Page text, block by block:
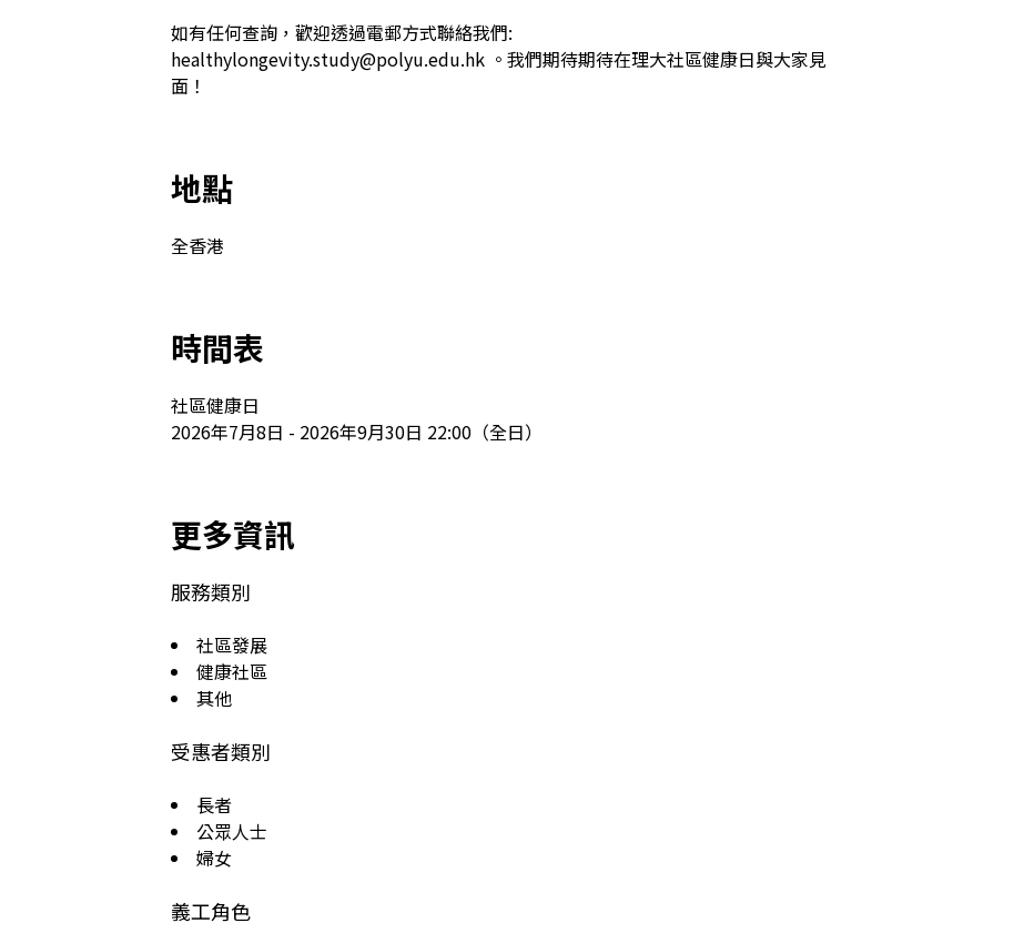
如有任何查詢，歡迎透過電郵方式聯絡我們:
healthylongevity.study@polyu.edu.hk 。我們期待期待在理大社區健康日與大家見
面！
地點
全香港
時間表
社區健康日
2026年7月8日 - 2026年9月30日 22:00（全日）
更多資訊
服務類別
社區發展
健康社區
其他
受惠者類別
長者
公眾人士
婦女
義工角色